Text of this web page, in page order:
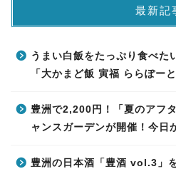
最新記
うまい白飯をたっぷり食べた
「大かまど飯 寅福 ららぽー
豊洲で2,200円！「夏のアフ
ャンスガーデンが開催！今日
豊洲の日本酒「豊酒 vol.3」